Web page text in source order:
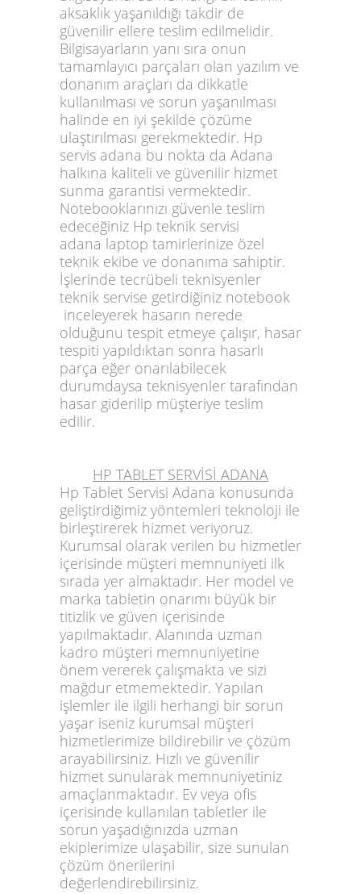
aksaklık yaşanıldığı takdir de
güvenilir ellere teslim edilmelidir.
Bilgisayarların yanı sıra onun
tamamlayıcı parçaları olan yazılım ve
donanım araçları da dikkatle
kullanılması ve sorun yaşanılması
halinde en iyi şekilde çözüme
ulaştırılması gerekmektedir. Hp
servis adana bu nokta da Adana
halkına kaliteli ve güvenilir hizmet
sunma garantisi vermektedir.
Notebooklarınızı güvenle teslim
edeceğiniz Hp teknik servisi
adana laptop tamirlerinize özel
teknik ekibe ve donanıma sahiptir.
İşlerinde tecrübeli teknisyenler
teknik servise getirdiğiniz notebook
inceleyerek hasarın nerede
olduğunu tespit etmeye çalışır, hasar
tespiti yapıldıktan sonra hasarlı
parça eğer onarılabilecek
durumdaysa teknisyenler tarafından
hasar giderilip müşteriye teslim
edilir.
HP TABLET SERVİSİ ADANA
Hp Tablet Servisi Adana konusunda
geliştirdiğimiz yöntemleri teknoloji ile
birleştirerek hizmet veriyoruz.
Kurumsal olarak verilen bu hizmetler
içerisinde müşteri memnuniyeti ilk
sırada yer almaktadır. Her model ve
marka tabletin onarımı büyük bir
titizlik ve güven içerisinde
yapılmaktadır. Alanında uzman
kadro müşteri memnuniyetine
önem vererek çalışmakta ve sizi
mağdur etmemektedir. Yapılan
işlemler ile ilgili herhangi bir sorun
yaşar iseniz kurumsal müşteri
hizmetlerimize bildirebilir ve çözüm
arayabilirsiniz. Hızlı ve güvenilir
hizmet sunularak memnuniyetiniz
amaçlanmaktadır. Ev veya ofis
içerisinde kullanılan tabletler ile
sorun yaşadığınızda uzman
ekiplerimize ulaşabilir, size sunulan
çözüm önerilerini
değerlendirebilirsiniz.